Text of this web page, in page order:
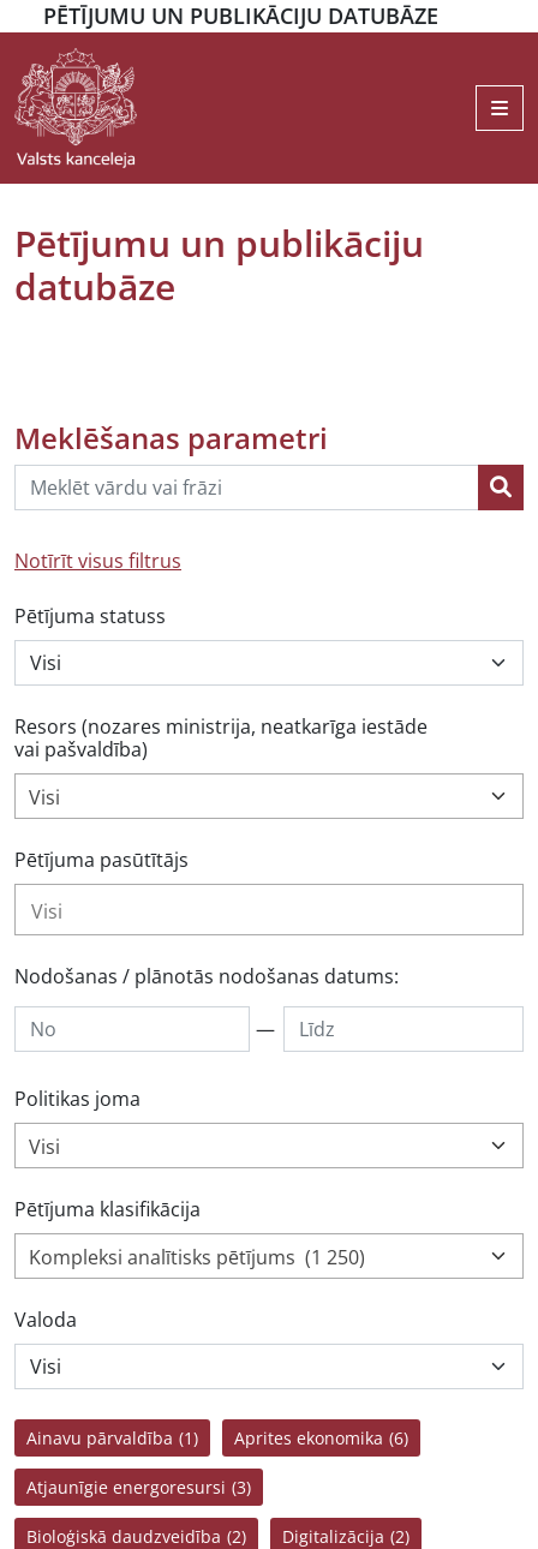
PĒTĪJUMU UN PUBLIKĀCIJU DATUBĀZE
Pētījumu un publikāciju
datubāze
Meklēšanas parametri
Notīrīt visus filtrus
Pētījuma statuss
Resors (nozares ministrija, neatkarīga iestāde
vai pašvaldība)
Visi
Pētījuma pasūtītājs
Nodošanas / plānotās nodošanas datums:
—
Politikas joma
Visi
Pētījuma klasifikācija
Kompleksi analītisks pētījums (1 250)
Valoda
Ainavu pārvaldība (1) Aprites ekonomika (6)
Atjaunīgie energoresursi (3)
Bioloģiskā daudzveidība (2) Digitalizācija (2)